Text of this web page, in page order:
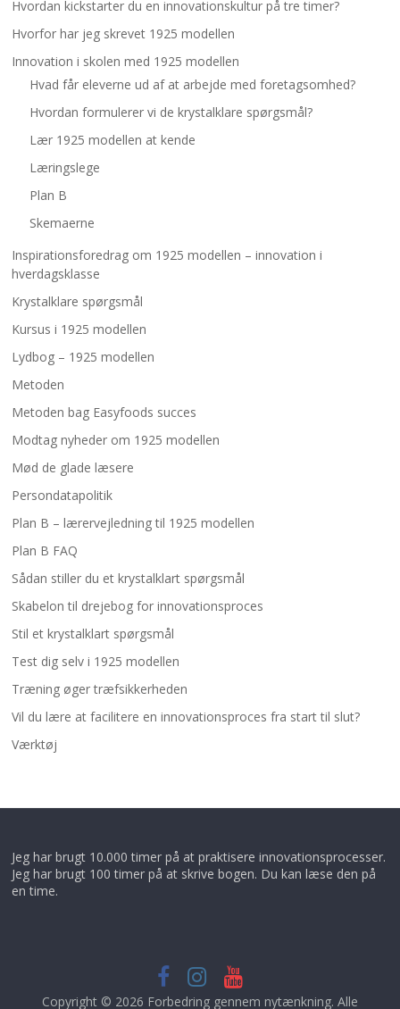
Hvordan kickstarter du en innovationskultur på tre timer?
Hvorfor har jeg skrevet 1925 modellen
Innovation i skolen med 1925 modellen
Hvad får eleverne ud af at arbejde med foretagsomhed?
Hvordan formulerer vi de krystalklare spørgsmål?
Lær 1925 modellen at kende
Læringslege
Plan B
Skemaerne
Inspirationsforedrag om 1925 modellen – innovation i
hverdagsklasse
Krystalklare spørgsmål
Kursus i 1925 modellen
Lydbog – 1925 modellen
Metoden
Metoden bag Easyfoods succes
Modtag nyheder om 1925 modellen
Mød de glade læsere
Persondatapolitik
Plan B – lærervejledning til 1925 modellen
Plan B FAQ
Sådan stiller du et krystalklart spørgsmål
Skabelon til drejebog for innovationsproces
Stil et krystalklart spørgsmål
Test dig selv i 1925 modellen
Træning øger træfsikkerheden
Vil du lære at facilitere en innovationsproces fra start til slut?
Værktøj
Jeg har brugt 10.000 timer på at praktisere innovationsprocesser.
Jeg har brugt 100 timer på at skrive bogen. Du kan læse den på
en time.
Copyright © 2026 Forbedring gennem nytænkning. Alle